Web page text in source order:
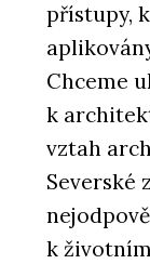
přístupy,
Chceme
k
vztah
Severské
k